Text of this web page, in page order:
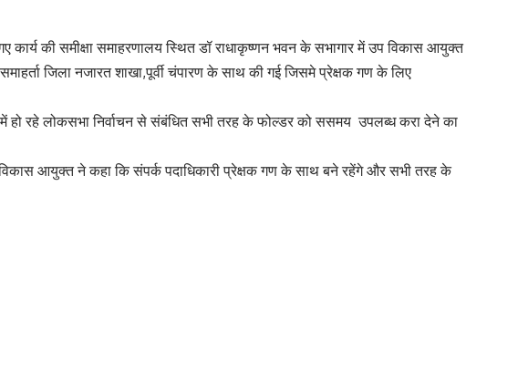
कार्य की समीक्षा समाहरणालय स्थित डॉ राधाकृष्णन भवन के सभागार में उप विकास आयुक्त
जिला नजारत शाखा,पूर्वी चंपारण के साथ की गई जिसमे प्रेक्षक गण के लिए
हो रहे लोकसभा निर्वाचन से संबंधित सभी तरह के फोल्डर को ससमय उपलब्ध करा देने का
आयुक्त ने कहा कि संपर्क पदाधिकारी प्रेक्षक गण के साथ बने रहेंगे और सभी तरह के